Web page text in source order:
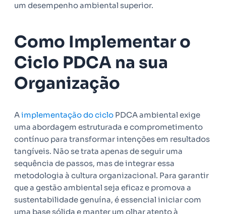
um desempenho ambiental superior.
Como Implementar o
Ciclo PDCA na sua
Organização
Aimplementação do ciclo PDCA ambiental exige
uma abordagem estruturada e comprometimento
contínuo para transformar intenções em resultados
tangíveis. Não se trata apenas de seguir uma
sequência de passos, mas de integrar essa
metodologia à cultura organizacional. Para garantir
que a gestão ambiental seja eficaz e promova a
sustentabilidade genuína, é essencial iniciar com
uma base sólida e manter um olhar atento à